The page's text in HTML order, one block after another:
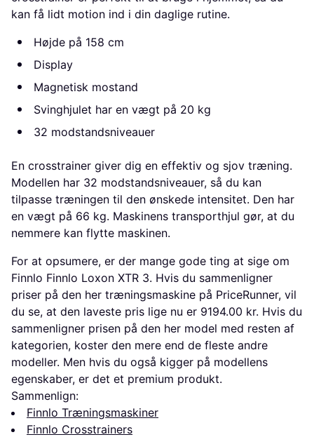
kan få lidt motion ind i din daglige rutine.
Højde på 158 cm
Display
Magnetisk mostand
Svinghjulet har en vægt på 20 kg
32 modstandsniveauer
En crosstrainer giver dig en effektiv og sjov træning.
Modellen har 32 modstandsniveauer, så du kan
tilpasse træningen til den ønskede intensitet. Den har
en vægt på 66 kg. Maskinens transporthjul gør, at du
nemmere kan flytte maskinen.
For at opsumere, er der mange gode ting at sige om
Finnlo Finnlo Loxon XTR 3. Hvis du sammenligner
priser på den her træningsmaskine på PriceRunner, vil
du se, at den laveste pris lige nu er 9194.00 kr. Hvis du
sammenligner prisen på den her model med resten af
kategorien, koster den mere end de fleste andre
modeller. Men hvis du også kigger på modellens
egenskaber, er det et premium produkt.
Sammenlign:
Finnlo Træningsmaskiner
Finnlo Crosstrainers